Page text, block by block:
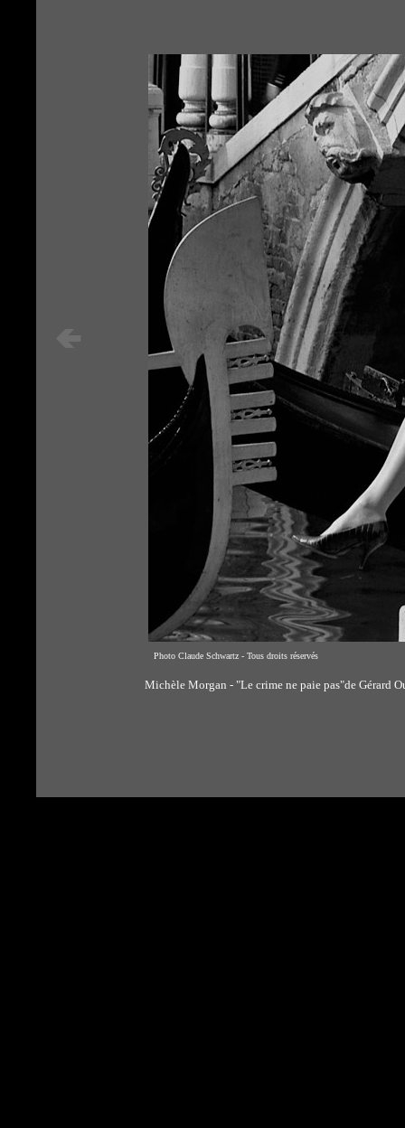
Photo Claude Schwartz - Tous droits réservés
Michèle Morgan - "Le crime ne paie pas"de Gérard